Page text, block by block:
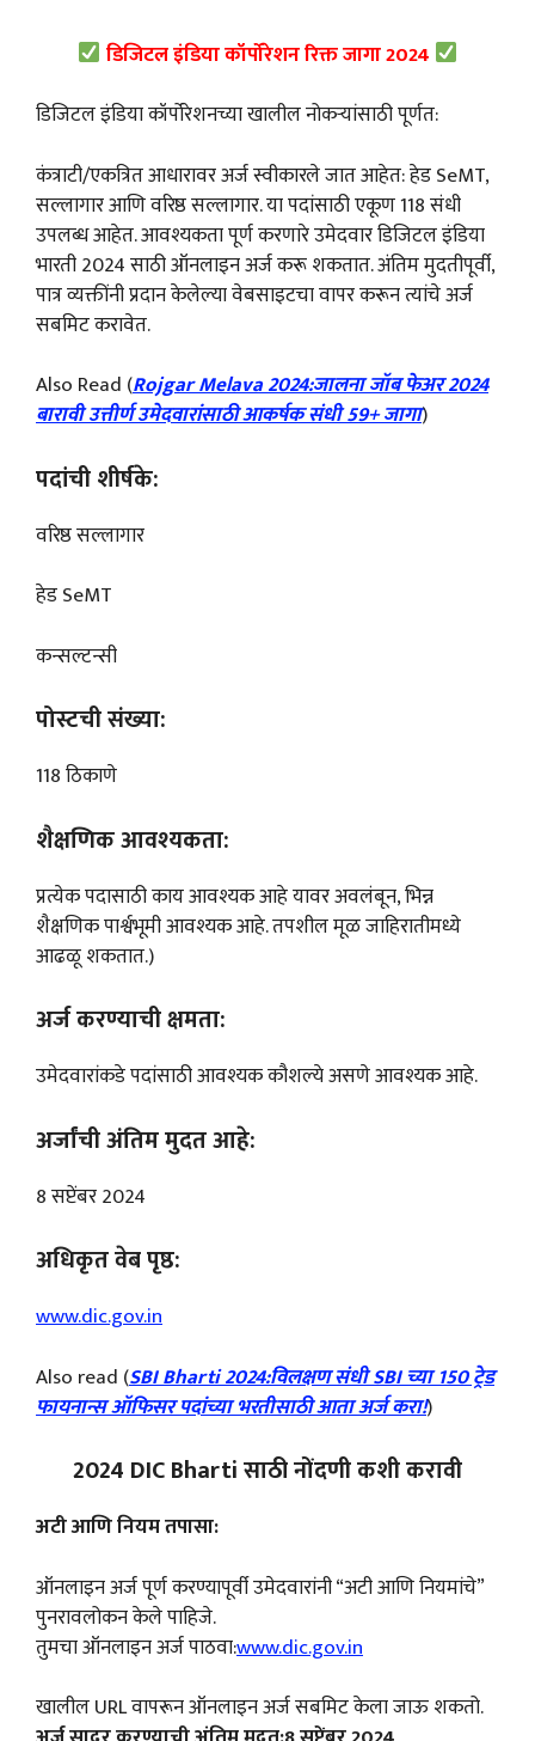
डिजिटल इंडिया कॉर्पोरेशन रिक्त जागा 2024
डिजिटल इंडिया कॉर्पोरेशनच्या खालील नोकऱ्यांसाठी पूर्णत:
कंत्राटी/एकत्रित आधारावर अर्ज स्वीकारले जात आहेत: हेड SeMT,
सल्लागार आणि वरिष्ठ सल्लागार. या पदांसाठी एकूण 118 संधी
उपलब्ध आहेत. आवश्यकता पूर्ण करणारे उमेदवार डिजिटल इंडिया
भारती 2024 साठी ऑनलाइन अर्ज करू शकतात. अंतिम मुदतीपूर्वी,
पात्र व्यक्तींनी प्रदान केलेल्या वेबसाइटचा वापर करून त्यांचे अर्ज
सबमिट करावेत.
Also Read (Rojgar Melava 2024:जालना जॉब फेअर 2024
बारावी उत्तीर्ण उमेदवारांसाठी आकर्षक संधी 59+ जागा)
पदांची शीर्षके:
वरिष्ठ सल्लागार
हेड SeMT
कन्सल्टन्सी
पोस्टची संख्या:
118 ठिकाणे
शैक्षणिक आवश्यकता:
प्रत्येक पदासाठी काय आवश्यक आहे यावर अवलंबून, भिन्न
शैक्षणिक पार्श्वभूमी आवश्यक आहे. तपशील मूळ जाहिरातीमध्ये
आढळू शकतात.)
अर्ज करण्याची क्षमता:
उमेदवारांकडे पदांसाठी आवश्यक कौशल्ये असणे आवश्यक आहे.
अर्जांची अंतिम मुदत आहे:
8 सप्टेंबर 2024
अधिकृत वेब पृष्ठ:
www.dic.gov.in
Also read (SBI Bharti 2024:विलक्षण संधी SBI च्या 150 ट्रेड
फायनान्स ऑफिसर पदांच्या भरतीसाठी आता अर्ज करा!)
2024 DIC Bharti साठी नोंदणी कशी करावी
अटी आणि नियम तपासा:
ऑनलाइन अर्ज पूर्ण करण्यापूर्वी उमेदवारांनी “अटी आणि नियमांचे”
पुनरावलोकन केले पाहिजे.
तुमचा ऑनलाइन अर्ज पाठवा:www.dic.gov.in
खालील URL वापरून ऑनलाइन अर्ज सबमिट केला जाऊ शकतो.